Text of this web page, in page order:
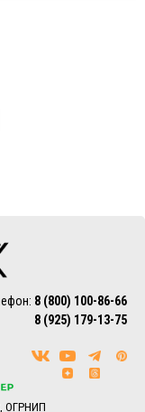
8 (800) 100-86-66
8 (925) 179-13-75
ОГРНИП